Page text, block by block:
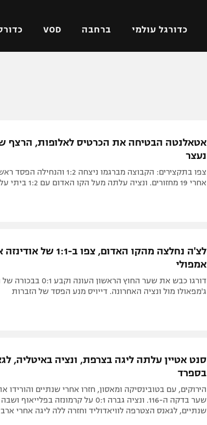
כדורגל עולמי ברחבה VOD
נבחרת ישראל
הפועל חיפה
מכבי נתניה
ליגה איטלקית
אטאלנטה הבטיחה את הכרטיס לאלופות, הרצף
נעצר
צפו בתקצירים: הקבוצה מברגמו ניצחה 1:2
אחרי 19 מחזורים. ונציה עלתה מעל הקו האדום עם 1:2 ביתי על פיורנטינה
לצ'ה נחלצה מהקו האדום, צפו ב-1:1 של
אמפולי
דורגו כבש את שער החוץ
ג'מפאולו מול ונציה האחרונה. דייויס מנע הפסד של הזברות
סנט אטיין עלתה ליגה בצרפת, ונציה באיטליה,
בספרד
הירוקים, עם בטובינסיקה ומאסון, חזרו אחרי שנתיים והורידו
שנתיים, לגאנס הצטרפה לוויאדוליד וחזרה ללה ליגה אחרי